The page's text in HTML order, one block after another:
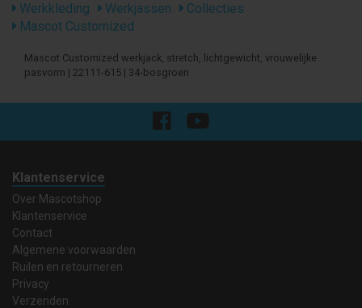
Werkkleding
Werkjassen
Collecties
Mascot Customized
Mascot Customized werkjack, stretch, lichtgewicht, vrouwelijke
pasvorm | 22111-615 | 34-bosgroen
Klantenservice
Over Mascotshop
Klantenservice
Contact
Algemene voorwaarden
Ruilen en retourneren
Privacy
Verzenden